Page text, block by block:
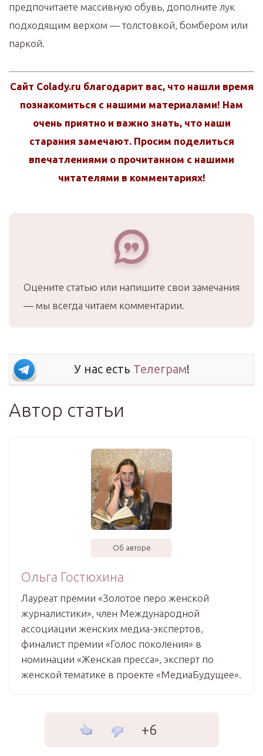
предпочитаете массивную обувь, дополните лук
подходящим верхом — толстовкой, бомбером или
паркой.
Сайт Colady.ru благодарит вас, что нашли время
познакомиться с нашими материалами! Нам
очень приятно и важно знать, что наши
старания замечают. Просим поделиться
впечатлениями о прочитанном с нашими
читателями в комментариях!
Оцените статью или напишите свои замечания
— мы всегда читаем комментарии.
У нас есть Телеграм!
Автор статьи
Об авторе
Ольга Гостюхина
Лауреат премии «Золотое перо женской
журналистики», член Международной
ассоциации женских медиа-экспертов,
финалист премии «Голос поколения» в
номинации «Женская пресса», эксперт по
женской тематике в проекте «МедиаБудущее».
+6